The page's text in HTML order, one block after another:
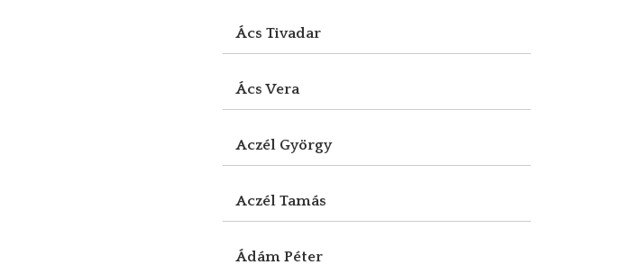
Ács Tivadar
Ács Vera
Aczél György
Aczél Tamás
Ádám Péter